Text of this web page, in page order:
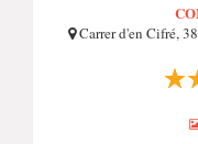
Carrer d'en Cifré,